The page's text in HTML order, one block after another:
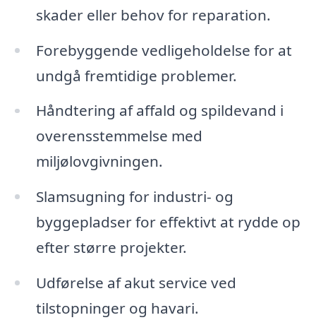
skader eller behov for reparation.
Forebyggende vedligeholdelse for at
undgå fremtidige problemer.
Håndtering af affald og spildevand i
overensstemmelse med
miljølovgivningen.
Slamsugning for industri- og
byggepladser for effektivt at rydde op
efter større projekter.
Udførelse af akut service ved
tilstopninger og havari.